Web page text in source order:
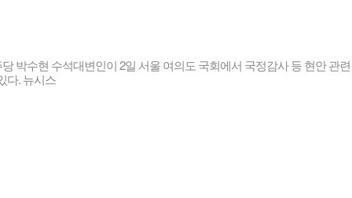
박수현 수석대변인이 2일 서울 여의도 국회에서 국정감사 등 현안 관
다. 뉴시스